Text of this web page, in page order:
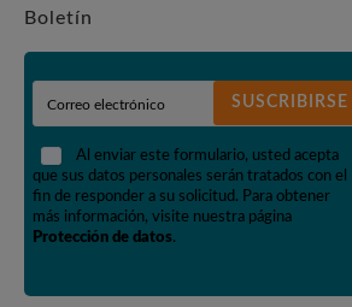
Boletín
SUSCRIBIRSE
Al enviar este formulario, usted acepta
que sus datos personales serán tratados con el
fin de responder a su solicitud. Para obtener
más información, visite nuestra página
Protección de datos.